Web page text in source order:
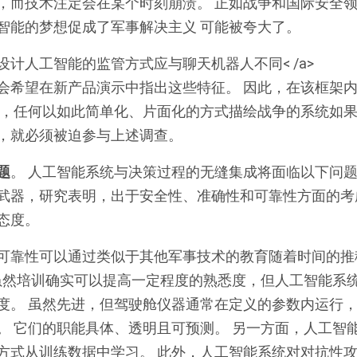
能的梦想促成了军事解决主义 可能被夸大了。
计人工智能的监管方式应与聊天机器人不同< /a>
希望在新产品演示中指出这些特征。 因此，在该框架
任何以如此简单化、片面化的方式描绘战争的系统如
就必须被迫参与上述调查。
。 人工智能系统与决策过程的无缝集成将面临以下问
器， 研究表明，出于安全性、准确性和可靠性方面的
度。
靠性可以通过类似于其他军事技术的教育随着时间的
培训确实可以提高一定程度的熟悉度，但人工智能系
。 虽然先进，但驾驶舱仪器通常在定义的参数内运行
它们的职能具体、透明且可预测。 另一方面，人工智
式从训练数据中学习。 此外，人工智能系统对对抗性